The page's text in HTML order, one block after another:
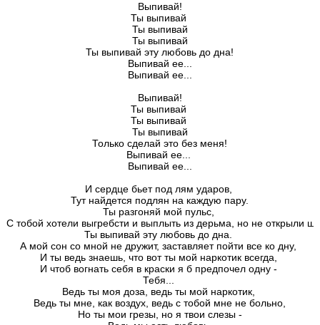
Выпивай!
Ты выпивай
Ты выпивай
Ты выпивай
Ты выпивай эту любовь до дна!
Выпивай ее...
Выпивай ее...
Выпивай!
Ты выпивай
Ты выпивай
Ты выпивай
Только сделай это без меня!
Выпивай ее...
Выпивай ее...
И сердце бьет под лям ударов,
Тут найдется подлян на каждую пару.
Ты разгоняй мой пульс,
С тобой хотели выгребсти и выплыть из дерьма, но не открыли
Ты выпивай эту любовь до дна.
А мой сон со мной не дружит, заставляет пойти все ко дну,
И ты ведь знаешь, что вот ты мой наркотик всегда,
И чтоб вогнать себя в краски я б предпочел одну -
Тебя...
Ведь ты моя доза, ведь ты мой наркотик,
Ведь ты мне, как воздух, ведь с тобой мне не больно,
Но ты мои грезы, но я твои слезы -